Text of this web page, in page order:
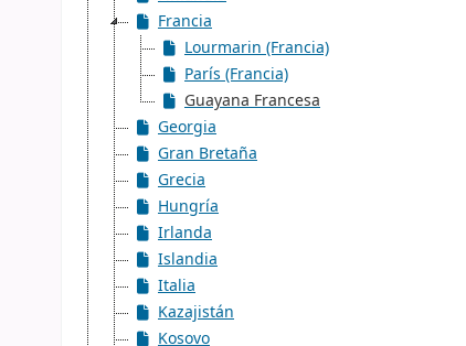
Francia
Lourmarin (Francia)
París (Francia)
Guayana Francesa
Georgia
Gran Bretaña
Grecia
Hungría
Irlanda
Islandia
Italia
Kazajistán
Kosovo